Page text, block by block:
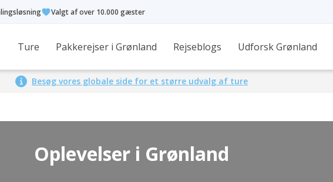
Valgt af over 10.000 gæster
Ture Pakkerejser i Grønland Rejseblogs Udforsk Grønland
Besøg vores globale side for et større udvalg af ture
Oplevelser i Grønland